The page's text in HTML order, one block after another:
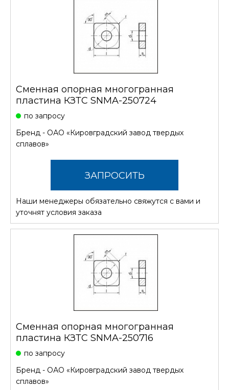
Сменная опорная многогранная
пластина КЗТС SNMA-250724
по запросу
Бренд - ОАО «Кировградский завод твердых
сплавов»
ЗАПРОСИТЬ
СТОИМОСТЬ
Наши менеджеры обязательно свяжутся с вами и
уточнят условия заказа
Сменная опорная многогранная
пластина КЗТС SNMA-250716
по запросу
Бренд - ОАО «Кировградский завод твердых
сплавов»